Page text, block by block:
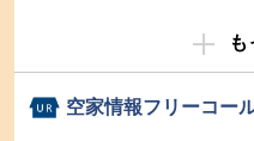
も
空家情報フリーコー